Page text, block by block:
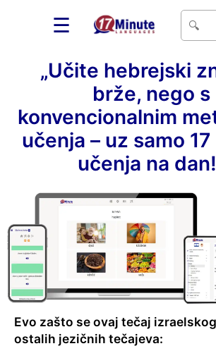
☰
„Učite hebrejski
brže, nego s
konvencionalnim
učenja – uz samo
učenja na
Evo zašto se ovaj tečaj
ostalih jezičnih tečajeva: